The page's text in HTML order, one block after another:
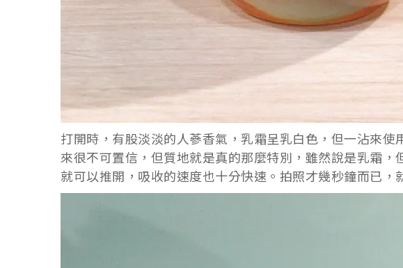
打開時，有股淡淡的人蔘香氣，乳霜呈乳白色，但一沾來
來很不可置信，但質地就是真的那麼特別，雖然說是乳霜
就可以推開，吸收的速度也十分快速。 拍照才幾秒鐘而已，